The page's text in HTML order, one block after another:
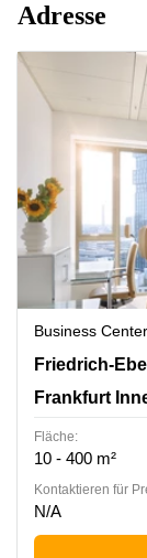
Adresse
Business Center
Friedrich-
Friedrich-
Frankfurt
Fläche:
10 - 400 m²
Kontaktieren für
N/A